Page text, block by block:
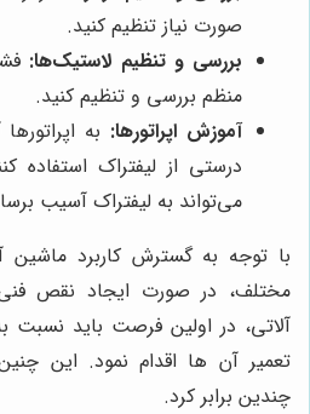
صورت نیاز تنظیم کنید.
بررسی و تنظیم لاستیک‌ها:
منظم بررسی و تنظیم کنید.
آموزش اپراتورها: به
درستی از لیفتراک استفاده
می‌تواند به لیفتراک آسیب
با توجه به گسترش کاربرد ماشین
مختلف، در صورت ایجاد نقص
آلاتی، در اولین فرصت باید
تعمیر آن ها اقدام نمود. این
چندین برابر کرد.